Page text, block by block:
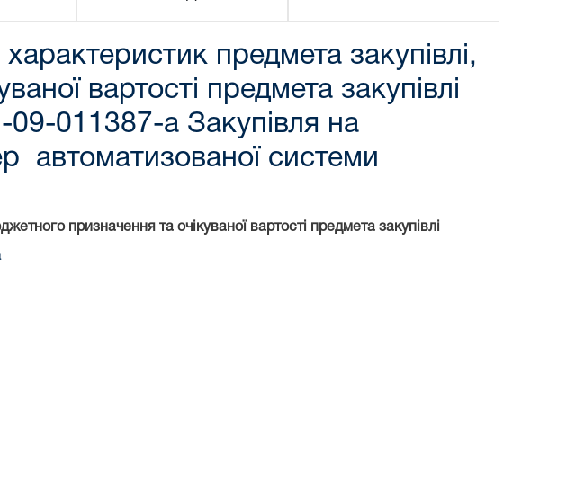
предмета закупівлі,
вартості предмета закупівлі
09-011387-a Закупівля на
автоматизованої системи
призначення та очікуваної вартості предмета закупівлі